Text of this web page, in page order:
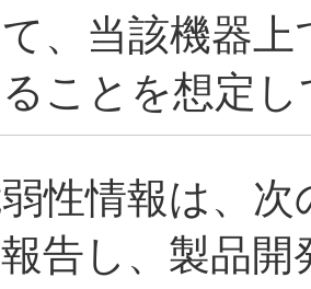
、当該機器上
ことを想定
性情報は、
告し、製品